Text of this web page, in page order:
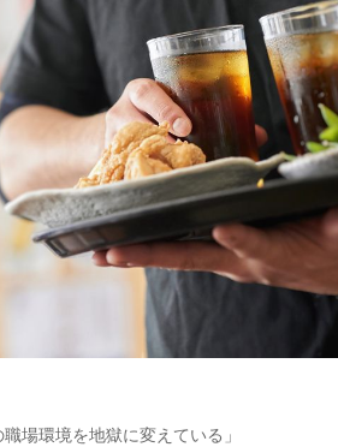
場環境を地獄に変えている」